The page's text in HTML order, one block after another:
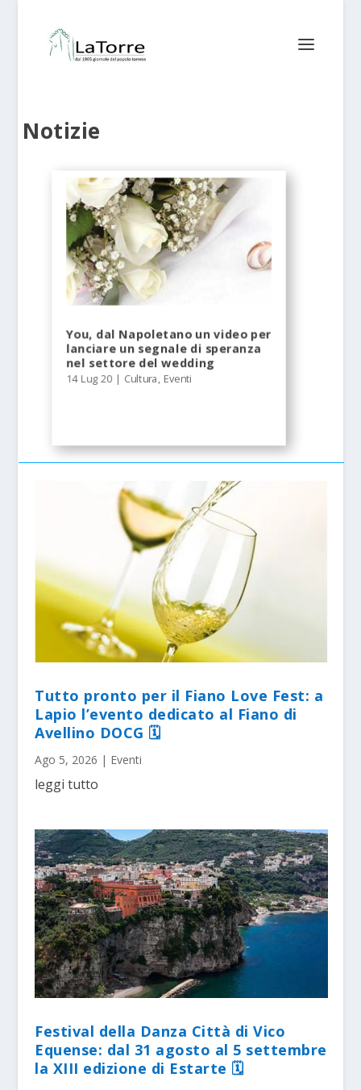
Notizie
You, dal Napoletano un video per
lanciare un segnale di speranza
nel settore del wedding
14 Lug 20 | Cultura, Eventi
Tutto pronto per il Fiano Love Fest: a
Lapio l’evento dedicato al Fiano di
Avellino DOCG 🗓
Ago 5, 2026 | Eventi
leggi tutto
Festival della Danza Città di Vico
Equense: dal 31 agosto al 5 settembre
la XIII edizione di Estarte 🗓